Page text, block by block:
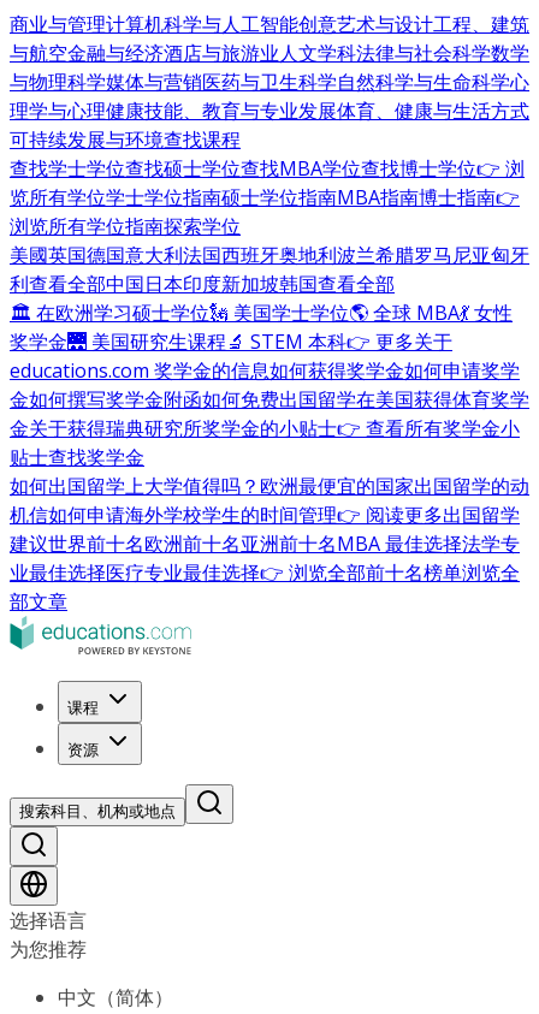
商业与管理计算机科学与人工智能创意艺术与设计工程、建筑
与航空金融与经济酒店与旅游业人文学科法律与社会科学数学
与物理科学媒体与营销医药与卫生科学自然科学与生命科学心
理学与心理健康技能、教育与专业发展体育、健康与生活方式
可持续发展与环境查找课程
查找学士学位查找硕士学位查找MBA学位查找博士学位👉 浏
览所有学位学士学位指南硕士学位指南MBA指南博士指南👉
浏览所有学位指南探索学位
美國英国德国意大利法国西班牙奥地利波兰希腊罗马尼亚匈牙
利查看全部中国日本印度新加坡韩国查看全部
🏛 在欧洲学习硕士学位🗽 美国学士学位🌎 全球 MBA💃 女性
奖学金🌉 美国研究生课程🔬 STEM 本科👉 更多关于
educations.com 奖学金的信息如何获得奖学金如何申请奖学
金如何撰写奖学金附函如何免费出国留学在美国获得体育奖学
金关于获得瑞典研究所奖学金的小贴士👉 查看所有奖学金小
贴士查找奖学金
如何出国留学上大学值得吗？ 欧洲最便宜的国家出国留学的动
机信如何申请海外学校学生的时间管理👉 阅读更多出国留学
建议世界前十名欧洲前十名亚洲前十名MBA 最佳选择法学专
业最佳选择医疗专业最佳选择👉 浏览全部前十名榜单浏览全
部文章
课程
资源
搜索科目、机构或地点
选择语言
为您推荐
中文（简体）